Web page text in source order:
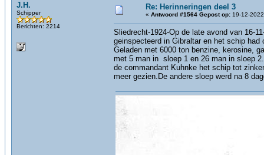
J.H.
Schipper
Berichten: 2214
Re: Herinneringen deel 3
« Antwoord #1564 Gepost op: 19-12-
Sliedrecht-1924-Op de late avond van 16-
geinspecteerd in Gibraltar en het schip
Geladen met 6000 ton benzine, kerosine,
met 5 man in sloep 1 en 26 man in sloep
de commandant Kuhnke het schip tot
meer gezien.De andere sloep werd na 8